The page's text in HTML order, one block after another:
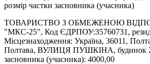
розмір частки засновника (учасника)
ТОВАРИСТВО З ОБМЕЖЕНОЮ
"МКС-25", Код ЄДРПОУ:35760731,
Місцезнаходження: Україна, 36011,
Полтава, ВУЛИЦЯ ПУШКІНА, будинок
засновника (учасника): 4000,00